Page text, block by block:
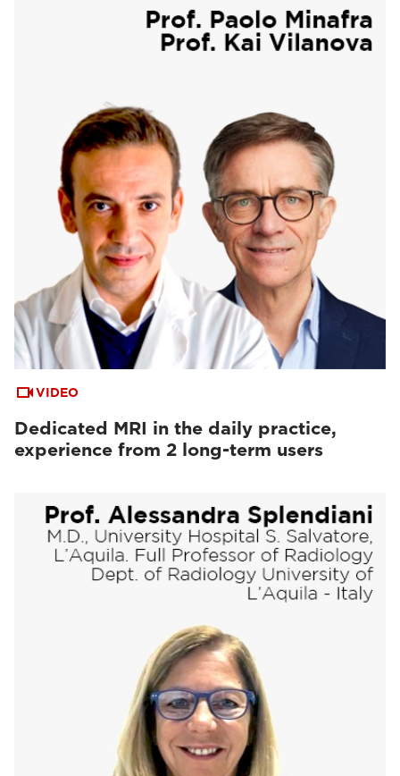
VIDEO
Dedicated MRI in the daily practice,
experience from 2 long-term users